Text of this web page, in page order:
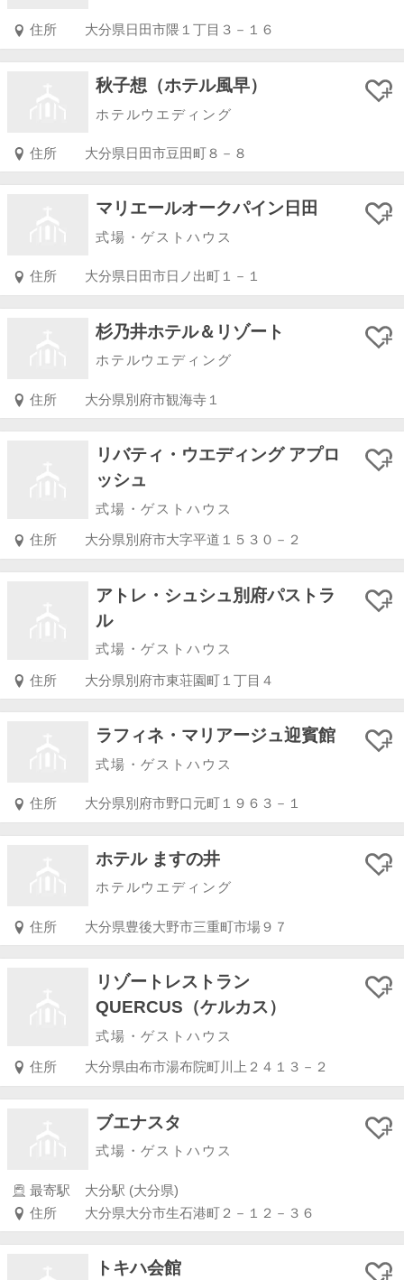
住所 大分県日田市隈１丁目３－１６
秋子想（ホテル風早）
ホテルウエディング
住所 大分県日田市豆田町８－８
マリエールオークパイン日田
式場・ゲストハウス
住所 大分県日田市日ノ出町１－１
杉乃井ホテル＆リゾート
ホテルウエディング
住所 大分県別府市観海寺１
リバティ・ウエディング アプロ
ッシュ
式場・ゲストハウス
住所 大分県別府市大字平道１５３０－２
アトレ・シュシュ別府パストラ
ル
式場・ゲストハウス
住所 大分県別府市東荘園町１丁目４
ラフィネ・マリアージュ迎賓館
式場・ゲストハウス
住所 大分県別府市野口元町１９６３－１
ホテル ますの井
ホテルウエディング
住所 大分県豊後大野市三重町市場９７
リゾートレストラン
QUERCUS（ケルカス）
式場・ゲストハウス
住所 大分県由布市湯布院町川上２４１３－２
ブエナスタ
式場・ゲストハウス
最寄駅
大分駅 (大分県)
住所
大分県大分市生石港町２－１２－３６
トキハ会館